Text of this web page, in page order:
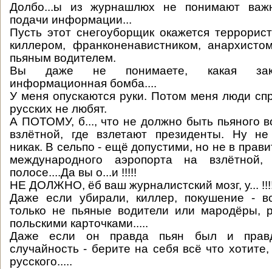
Долбо...ы из журнашлюх не понимают
подачи информации...
Пусть этот снегоуборщик окажется
киллером, франконенавистником,
пьяным водителем.
Вы даже не понимаете, какая
информационная бомба....
У меня опускаются руки. Потом меня люди
русских не любят.
А ПОТОМУ, б..., что не должно быть пьяного
взлётной, где взлетают президенты. Ну
никак. В сельпо - ещё допустими, но не в
международного аэропорта на
полосе....Да вы о...и !!!!!
НЕ ДОЛЖНО, ёб ваш журналистский мозг, у...
Даже если убирали, киллер, покушение -
только не пьяные водители или мародёры,
польскими карточками.....
Даже если он правда пьян был и
случайность - берите на себя всё что хотите,
русского.....